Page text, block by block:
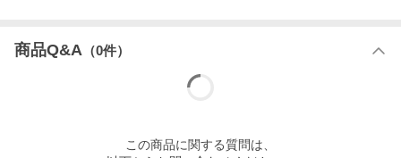
商品Q&A （0件）
この商品に関する質問は、